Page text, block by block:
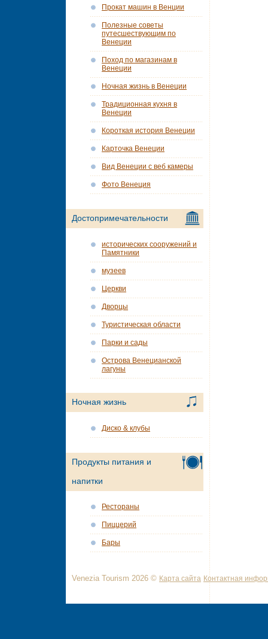
Прокат машин в Венции
Полезные советы
путесшествующим по
Венеции
Поход по магазинам в
Венеции
Ночная жизнь в Венеции
Традиционная кухня в
Венеции
Короткая история Венеции
Карточка Венеции
Вид Венеции с веб камеры
Фото Венеция
Достопримечательности
исторических сооружений и
Памятники
музеев
Церкви
Дворцы
Туристическая области
Парки и сады
Острова Венецианской
лагуны
Ночная жизнь
Диско & клубы
Продукты питания и
напитки
Рестораны
Пиццерий
Бары
Venezia Tourism 2026 © Карта сайта Контактная